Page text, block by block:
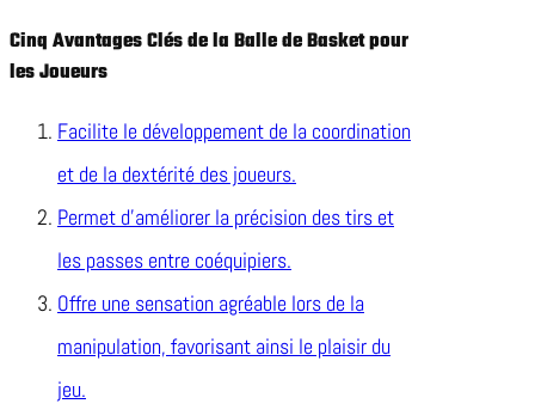
Cinq Avantages Clés de la Balle de Basket pour
les Joueurs
Facilite le développement de la coordination
et de la dextérité des joueurs.
Permet d’améliorer la précision des tirs et
les passes entre coéquipiers.
Offre une sensation agréable lors de la
manipulation, favorisant ainsi le plaisir du
jeu.